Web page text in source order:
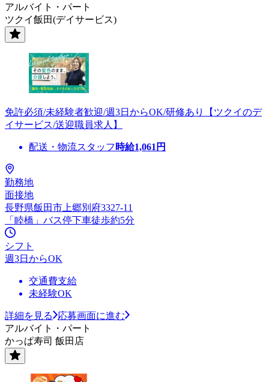
アルバイト・パート
ツクイ飯田(デイサービス)
免許必須/未経験者歓迎/週3日からOK/研修あり【ツクイのデ
イサービス/送迎職員求人】
配送・物流スタッフ 時給1,061 円
勤務地
面接地
長野県飯田市上郷別府3327-11
「睦橋」バス停下車徒歩約5分
シフト
週3日からOK
交通費支給
未経験OK
詳細を見る
応募画面に進む
アルバイト・パート
かっぱ寿司 飯田店